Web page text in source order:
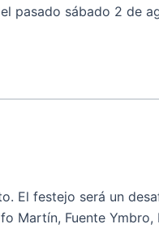
pasado sábado 2 de
El festejo será un
Fuente